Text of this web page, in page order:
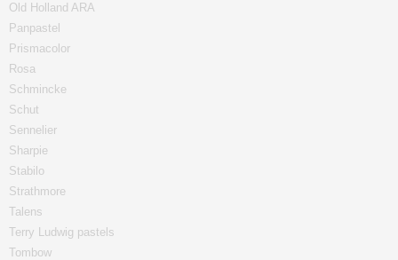
Old Holland ARA
Panpastel
Prismacolor
Rosa
Schmincke
Schut
Sennelier
Sharpie
Stabilo
Strathmore
Talens
Terry Ludwig pastels
Tombow